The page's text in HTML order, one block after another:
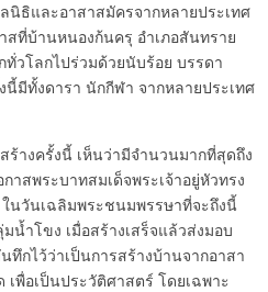
ธิและอาสาสมัครจากหลายประเทศ
สที่บ้านหนองก้นครุ อำเภอสันทราย
ทั่วโลกไปร่วมด้วยนับร้อย บรรดา
มีทั้งดารา นักกีฬา จากหลายประเทศ
างครั้งนี้ เห็นว่ามีจำนวนมากที่สุดถึง
าสพระบาทสมเด็จพระเจ้าอยู่หัวทรง
นวันเฉลิมพระชนมพรรษาที่จะถึงนี้
น้ำโขง เมื่อสร้างเสร็จแล้วส่งมอบ
กไว้ว่าเป็นการสร้างบ้านจากอาสา
พื่อเป็นประวัติศาสตร์ โดยเฉพาะ